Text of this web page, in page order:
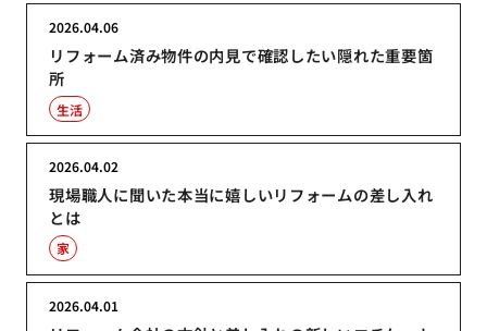
リフォーム済み物件の内見で確認したい隠れた重要箇
所
2026.04.06
生活
現場職人に聞いた本当に嬉しいリフォームの差し入れ
とは
2026.04.02
家
2026.04.01